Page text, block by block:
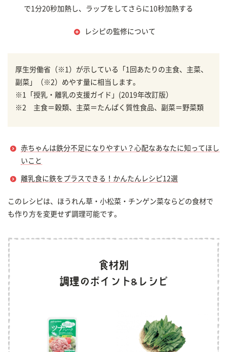
で1分20秒加熱し、ラップをしてさらに10秒加熱する
レシピの監修について
厚生労働省（※1）が示している「1回あたりの主食、主菜、
副菜」（※2）めやす量に相当します。
※1「授乳・離乳の支援ガイド」(2019年改訂版）
※2 主食＝穀類、主菜＝たんぱく質性食品、副菜＝野菜類
赤ちゃんは鉄分不足になりやすい？心配なあなたに知ってほし
いこと
離乳食に鉄をプラスできる！かんたんレシピ12選
このレシピは、ほうれん草・小松菜・チンゲン菜ならどの食材で
も作り方を変更せず調理可能です。